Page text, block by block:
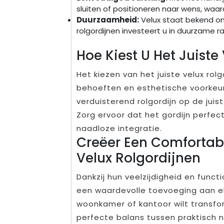
sluiten of positioneren naar wens,
Duurzaamheid:Velux staat bekend
rolgordijnen investeert u in duurzame
Hoe Kiest U Het
Het kiezen van het juiste velux
behoeften en esthetische
verduisterend rolgordijn op de
Zorg ervoor dat het gordijn
naadloze integratie.
Creëer Een
Velux Rolgordijnen
Dankzij hun veelzijdigheid en
een waardevolle toevoeging aan
woonkamer of kantoor wilt
perfecte balans tussen praktisch